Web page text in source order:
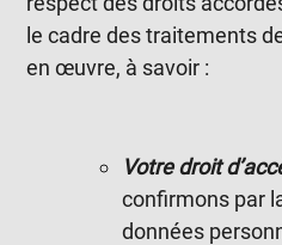
le cadre des traitements
en œuvre, à savoir :
Votre droit
confirmons par
données